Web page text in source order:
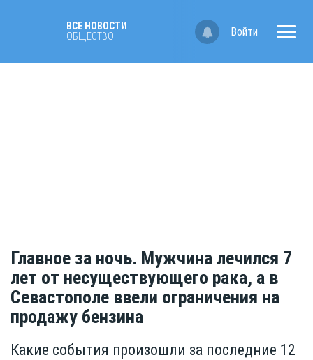
ВСЕ НОВОСТИ
ОБЩЕСТВО
Войти
Главное за ночь. Мужчина лечился 7
лет от несуществующего рака, а в
Севастополе ввели ограничения на
продажу бензина
Какие события произошли за последние 12